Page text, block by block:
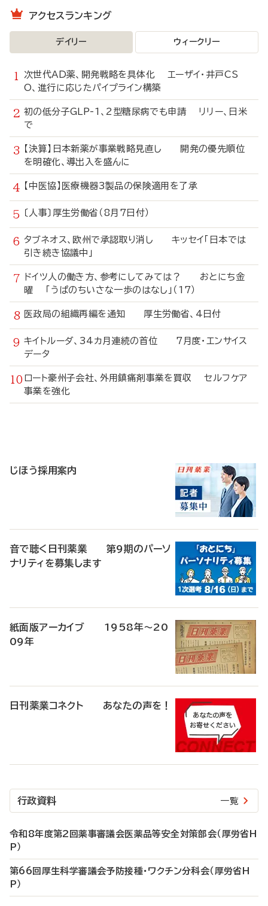
アクセスランキング
デイリー ウィークリー
次世代AD薬、開発戦略を具体化 エーザイ・井戸CS
O、進行に応じたパイプライン構築
初の低分子GLP-1、2型糖尿病でも申請 リリー、日米
で
【決算】日本新薬が事業戦略見直し 開発の優先順位
を明確化、導出入を盛んに
【中医協】医療機器3製品の保険適用を了承
〔人事〕厚生労働省（8月7日付）
タブネオス、欧州で承認取り消し キッセイ「日本では
引き続き協議中」
ドイツ人の働き方、参考にしてみては？ おとにち金
曜 「うぱのちいさな一歩のはなし」（17）
医政局の組織再編を通知 厚生労働省、4日付
キイトルーダ、34カ月連続の首位 7月度・エンサイス
データ
ロート豪州子会社、外用鎮痛剤事業を買収 セルフケア
事業を強化
じほう採用案内
音で聴く日刊薬業 第9期のパーソ
ナリティを募集します
紙面版アーカイブ 1958年～20
09年
日刊薬業コネクト あなたの声を！
行政資料 一覧
令和8年度第2回薬事審議会医薬品等安全対策部会（厚労省H
P）
第66回厚生科学審議会予防接種・ワクチン分科会（厚労省H
P）